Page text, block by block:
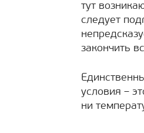
тут
следует
закончить
условия –
ни